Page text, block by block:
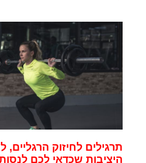
תרגילים לחיזוק הרגליים,
היציבות שכדאי לכם